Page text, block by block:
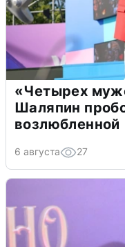
«Четырех
Шаляпин
возлюбленной
6 августа 27